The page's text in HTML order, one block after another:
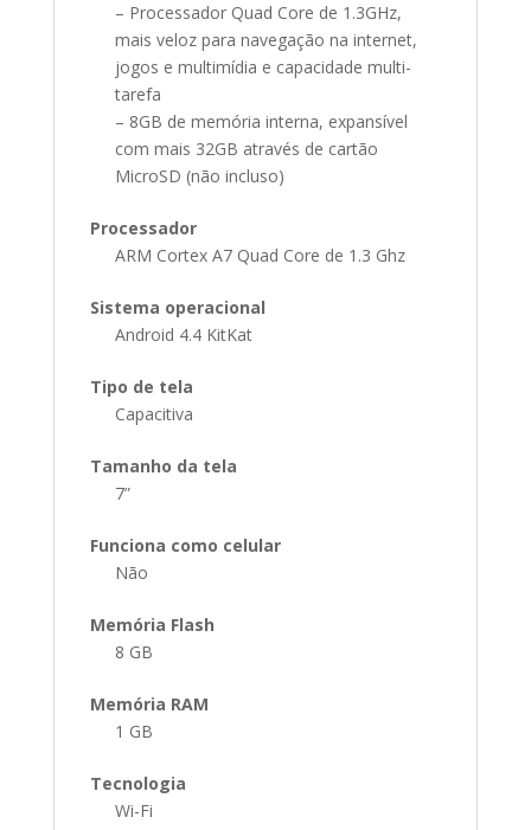
– Processador Quad Core de 1.3GHz,
mais veloz para navegação na internet,
jogos e multimídia e capacidade multi-
tarefa
– 8GB de memória interna, expansível
com mais 32GB através de cartão
MicroSD (não incluso)
Processador
ARM Cortex A7 Quad Core de 1.3 Ghz
Sistema operacional
Android 4.4 KitKat
Tipo de tela
Capacitiva
Tamanho da tela
7”
Funciona como celular
Não
Memória Flash
8 GB
Memória RAM
1 GB
Tecnologia
Wi-Fi